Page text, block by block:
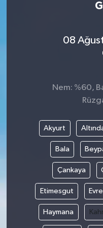
08
Nem: %60,
Akyurt
Bala
Çankaya
Etimesgut
Haymana